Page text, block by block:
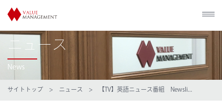
ニュース
News
サイトトップ > ニュース > 【TV】英語ニュース番組 Newsli...